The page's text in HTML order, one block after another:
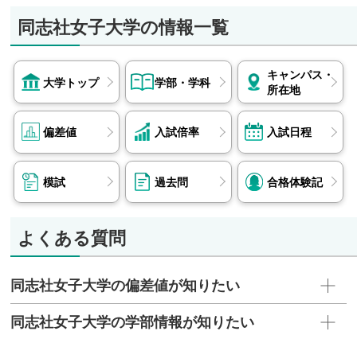
同志社女子大学の情報一覧
大学トップ 学部・学科
キャンパス・
所在地
偏差値 入試倍率 入試日程
模試 過去問 合格体験記
よくある質問
同志社女子大学の偏差値が知りたい
同志社女子大学の学部情報が知りたい